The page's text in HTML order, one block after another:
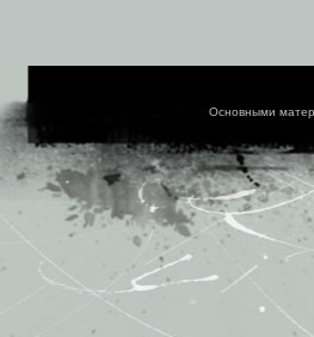
Основными